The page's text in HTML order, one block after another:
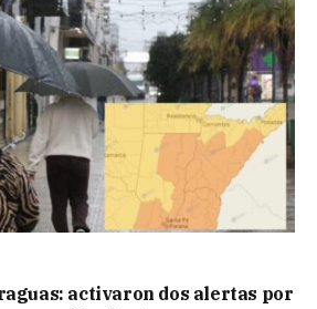
activaron dos alertas por